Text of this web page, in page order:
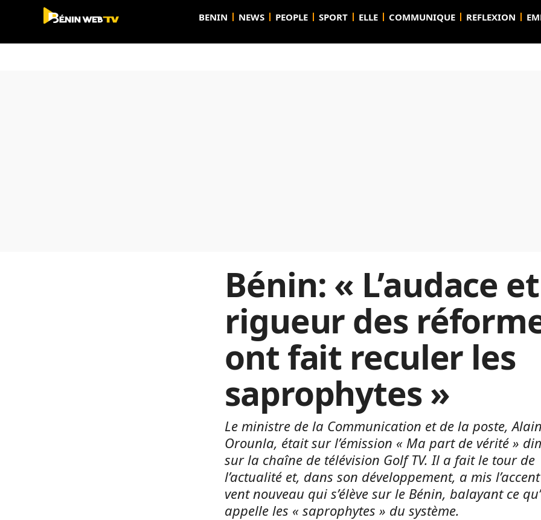
BENIN NEWS PEOPLE SPORT ELLE COMMUNIQUE REFLEXION
Bénin: « L’audace
rigueur des
ont fait reculer les
saprophytes »
Le ministre de la Communication et de la poste, Alain
Orounla, était sur l’émission « Ma part de vérité »
sur la chaîne de télévision Golf TV. Il a fait le tour de
l’actualité et, dans son développement, a mis
vent nouveau qui s’élève sur le Bénin, balayant ce
appelle les « saprophytes » du système.